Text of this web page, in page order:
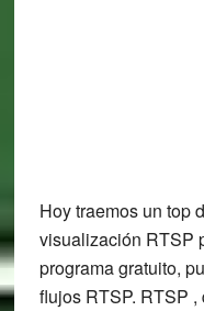
Hoy traemos un top
visualización RTSP
programa gratuito,
flujos RTSP. RTSP